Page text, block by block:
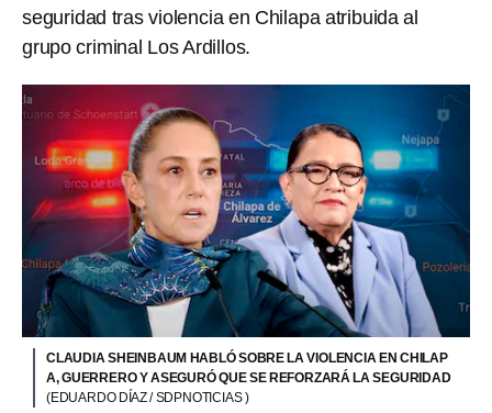
seguridad tras violencia en Chilapa atribuida al
grupo criminal Los Ardillos.
CLAUDIA SHEINBAUM HABLÓ SOBRE LA VIOLENCIA EN CHILAP
A, GUERRERO Y ASEGURÓ QUE SE REFORZARÁ LA SEGURIDAD
(EDUARDO DÍAZ / SDPNOTICIAS )